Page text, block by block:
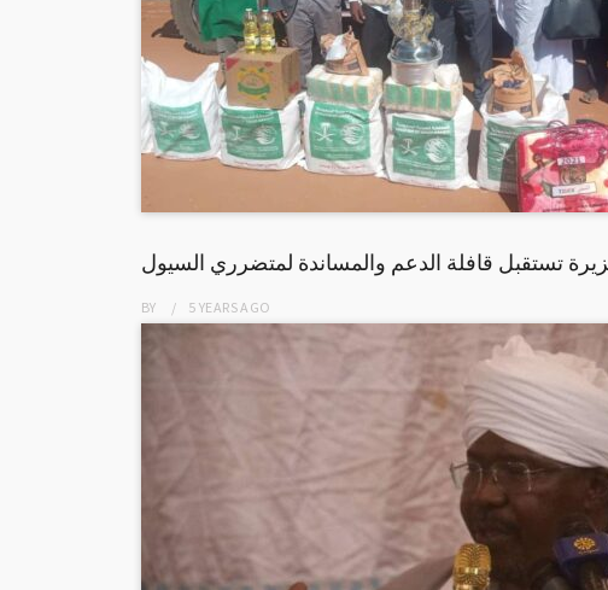
تستقبل قافلة الدعم والمساندة لمتضرري السيول
BY 5 YEARSAGO